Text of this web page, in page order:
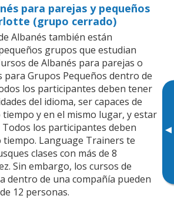
▸
para parejas y pequeños
(grupo cerrado)
Albanés también están
grupos que estudian
de Albanés para parejas o
para Grupos Pequeños dentro de
los participantes deben tener
del idioma, ser capaces de
y en el mismo lugar, y estar
Todos los participantes deben
tiempo. Language Trainers te
clases con más de 8
Sin embargo, los cursos de
dentro de una compañía pueden
12 personas.